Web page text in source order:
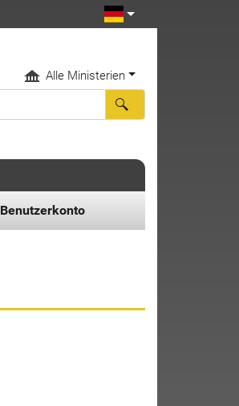
Alle Ministerien
Benutzerkonto